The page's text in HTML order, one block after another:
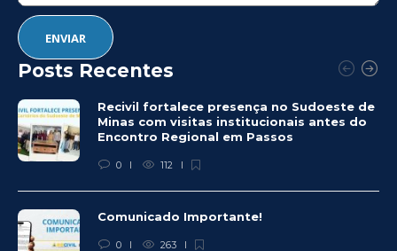
Posts Recentes
Recivil fortalece presença no Sudoeste de
Minas com visitas institucionais antes do
Encontro Regional em Passos
0 112
Comunicado Importante!
0 263